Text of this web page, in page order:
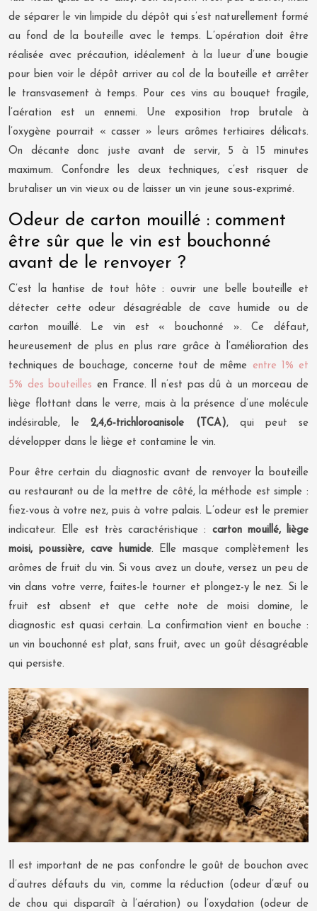
de séparer le vin limpide du dépôt qui s’est naturellement formé
au fond de la bouteille avec le temps. L’opération doit être
réalisée avec précaution, idéalement à la lueur d’une bougie
pour bien voir le dépôt arriver au col de la bouteille et arrêter
le transvasement à temps. Pour ces vins au bouquet fragile,
l’aération est un ennemi. Une exposition trop brutale à
l’oxygène pourrait « casser » leurs arômes tertiaires délicats.
On décante donc juste avant de servir, 5 à 15 minutes
maximum. Confondre les deux techniques, c’est risquer de
brutaliser un vin vieux ou de laisser un vin jeune sous-exprimé.
Odeur de carton mouillé : comment
être sûr que le vin est bouchonné
avant de le renvoyer ?
C’est la hantise de tout hôte : ouvrir une belle bouteille et
détecter cette odeur désagréable de cave humide ou de
carton mouillé. Le vin est « bouchonné ». Ce défaut,
heureusement de plus en plus rare grâce à l’amélioration des
techniques de bouchage, concerne tout de même entre 1% et
5% des bouteilles en France. Il n’est pas dû à un morceau de
liège flottant dans le verre, mais à la présence d’une molécule
indésirable, le2,4,6-trichloroanisole (TCA), qui peut se
développer dans le liège et contamine le vin.
Pour être certain du diagnostic avant de renvoyer la bouteille
au restaurant ou de la mettre de côté, la méthode est simple :
fiez-vous à votre nez, puis à votre palais. L’odeur est le premier
indicateur. Elle est très caractéristique : carton mouillé, liège
moisi, poussière, cave humide. Elle masque complètement les
arômes de fruit du vin. Si vous avez un doute, versez un peu de
vin dans votre verre, faites-le tourner et plongez-y le nez. Si le
fruit est absent et que cette note de moisi domine, le
diagnostic est quasi certain. La confirmation vient en bouche :
un vin bouchonné est plat, sans fruit, avec un goût désagréable
qui persiste.
Il est important de ne pas confondre le goût de bouchon avec
d’autres défauts du vin, comme la réduction (odeur d’œuf ou
de chou qui disparaît à l’aération) ou l’oxydation (odeur de